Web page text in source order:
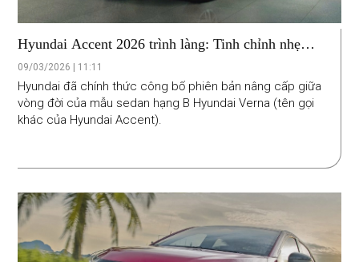
Hyundai Accent 2026 trình làng: Tinh chỉnh nhẹ
thiết kế, nâng cấp trang bị, giá từ 329 triệu đồng
09/03/2026 | 11:11
Hyundai đã chính thức công bố phiên bản nâng cấp giữa
vòng đời của mẫu sedan hạng B Hyundai Verna (tên gọi
khác của Hyundai Accent).